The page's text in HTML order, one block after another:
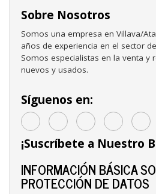
Sobre Nosotros
Somos una empresa en Villava/
años de experiencia en el sector
Somos especialistas en la venta y
nuevos y usados.
Síguenos en:
¡Suscríbete a Nuestro
INFORMACIÓN BÁSICA
PROTECCIÓN DE DATOS